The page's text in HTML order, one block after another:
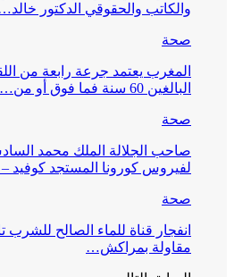
والكاتب والحقوقي الدكتور
صحة
المغرب يعتمد جرعة رابعة من
البالغين 60 سنة فما فوق أو من…
صحة
صاحب الجلالة الملك محمد
لفيروس كورونا المستجد كوفيد – 19 ، بدون…
صحة
انفجار قناة للماء الصالح
مقاولة بمراكش…